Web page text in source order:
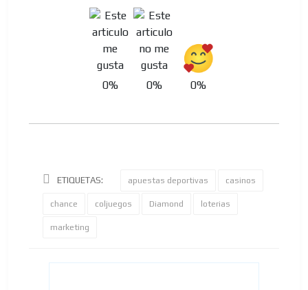
0% 0% 0%
ETIQUETAS: apuestas deportivas casinos
chance coljuegos Diamond loterias
marketing